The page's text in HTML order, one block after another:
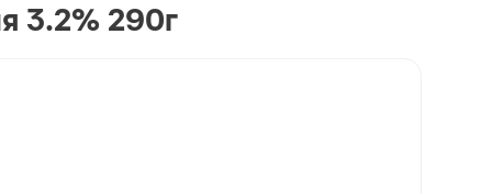
3.2% 290г